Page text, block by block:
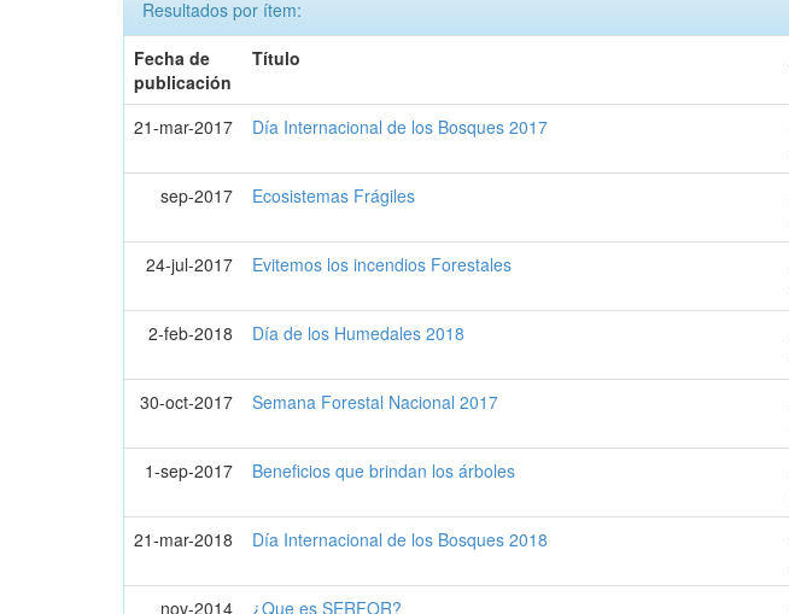
Resultados por ítem:
Fecha de
publicación
Título
21-mar-2017 Día Internacional de los Bosques 2017
sep-2017
Ecosistemas Frágiles
24-jul-2017
Evitemos los incendios Forestales
2-feb-2018
Día de los Humedales 2018
30-oct-2017
Semana Forestal Nacional 2017
1-sep-2017
Beneficios que brindan los árboles
21-mar-2018
Día Internacional de los Bosques 2018
nov-2014
¿Que es SERFOR?